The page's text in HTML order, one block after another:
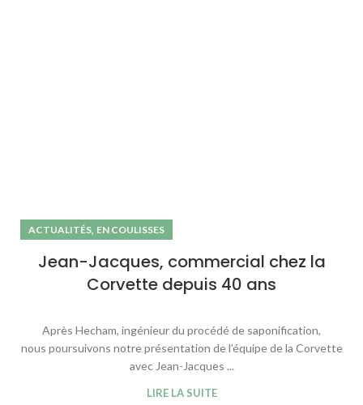
ACTUALITÉS, EN COULISSES
Jean-Jacques, commercial chez la
Corvette depuis 40 ans
Après Hecham, ingénieur du procédé de saponification,
nous poursuivons notre présentation de l’équipe de la Corvette
avec Jean-Jacques ...
LIRE LA SUITE